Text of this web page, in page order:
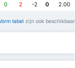
0 2 -2 0 2.00
tabel zijn ook beschikbaar